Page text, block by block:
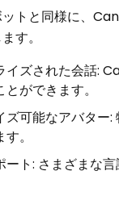
トと同様に、
す。
イズされた会話:
ができます。
ズ可能なアバター
。
ート: さまざまな